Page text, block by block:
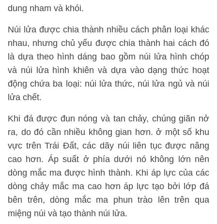
dung nham và khói.
Núi lửa được chia thành nhiều cách phân loại khác
nhau, nhưng chủ yếu được chia thành hai cách đó
là dựa theo hình dáng bao gồm núi lửa hình chóp
và núi lửa hình khiên và dựa vào dạng thức hoạt
động chứa ba loại: núi lửa thức, núi lửa ngủ và núi
lửa chết.
Khi đá được đun nóng và tan chảy, chúng giãn nở
ra, do đó cần nhiều không gian hơn. ở một số khu
vực trên Trái Đất, các dãy núi liên tục được nâng
cao hơn. Áp suất ở phía dưới nó không lớn nên
dòng mắc ma được hình thành. Khi áp lực của các
dòng chảy mắc ma cao hơn áp lực tạo bởi lớp đá
bên trên, dòng mắc ma phun trào lên trên qua
miệng núi và tạo thành núi lửa.